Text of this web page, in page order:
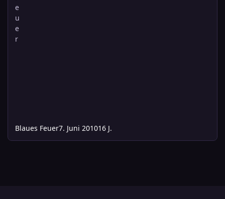
Blaues Feuer7. Juni 201016 J.